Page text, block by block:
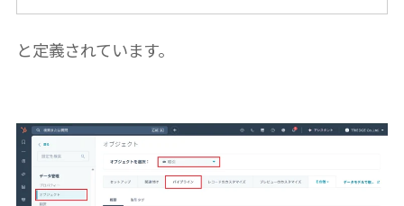
と定義されています。